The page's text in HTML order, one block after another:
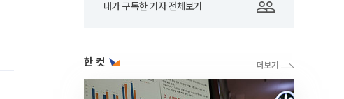
내가 구독한 기자 전체보기
한 컷